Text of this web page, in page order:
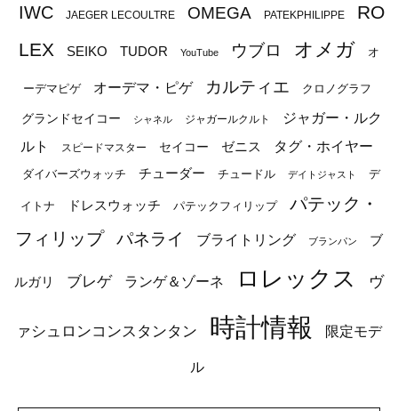
IWC JAEGER LECOULTRE OMEGA PATEKPHILIPPE
RO
LEX
SEIKO TUDOR YouTube ウブロ オメガ オ
ーデマピゲ オーデマ・ピゲ カルティエ クロノグラフ
グランドセイコー シャネル ジャガールクルト
ジャガー・ルク
ルト
スピードマスター セイコー ゼニス タグ・ホイヤー
ダイバーズウォッチ チューダー チュードル デイトジャスト デ
イトナ ドレスウォッチ パテックフィリップ
パテック・
フィリップ
パネライ ブライトリング ブランパン ブ
ルガリ ブレゲ ランゲ＆ゾーネ ロレックス ヴ
ァシュロンコンスタンタン 時計情報 限定モデ
ル